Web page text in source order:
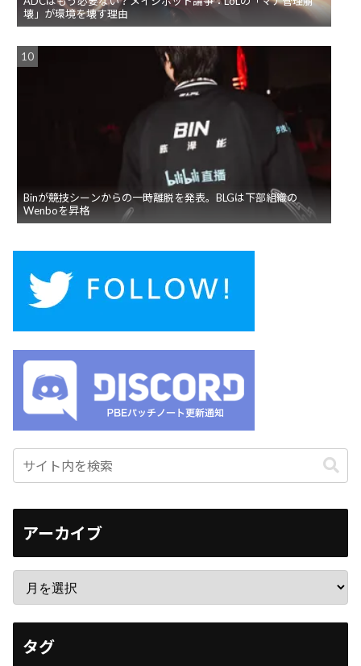
壊」が環境を壊す理由
Binが競技シーンからの一時離脱を発表。BLGは下部組織の
Wenboを昇格
アーカイブ
タグ